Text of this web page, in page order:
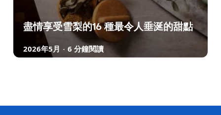
盡情享受雪梨的16 種最令人垂涎的甜點
2026年5月 - 6 分鐘閱讀